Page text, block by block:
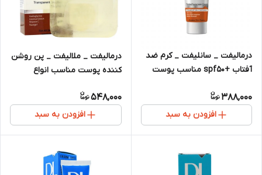
درمالیفت _ سانلیفت _ کرم ضد
آفتاب +spf50 مناسب پوست
388,000
افزودن به سبد
درمالیفت _ ملالیفت _ پن روشن
کننده پوست مناسب انواع
548,000
افزودن به سبد